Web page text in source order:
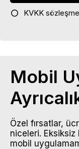
KVKK
Mobil
Özel fırsatlar,
niceleri. Eksiksiz
mobil